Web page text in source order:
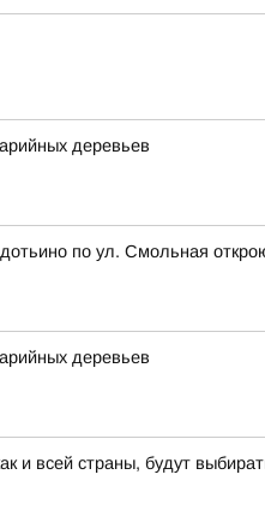
деревьев
по ул. Смольная
деревьев
и всей страны, будут